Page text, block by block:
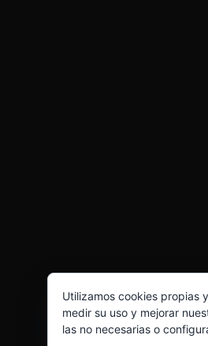
Utilizamos cookies propias
medir su uso y mejorar
las no necesarias o